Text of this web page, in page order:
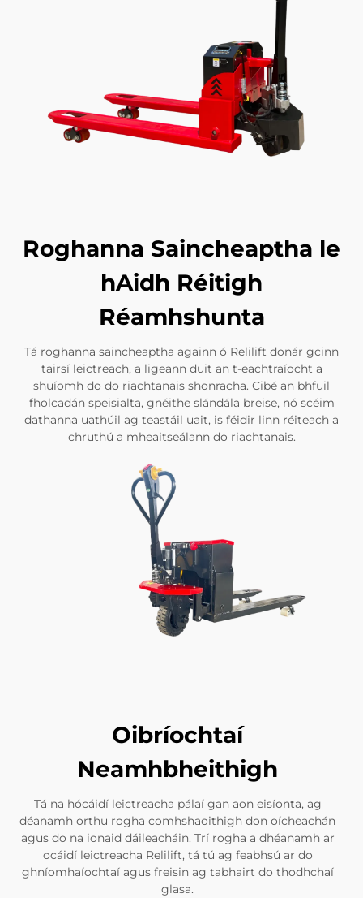
Roghanna Saincheaptha le
hAidh Réitigh
Réamhshunta
Tá roghanna saincheaptha againn ó Relilift donár gcinn
tairsí leictreach, a ligeann duit an t-eachtraíocht a
shuíomh do do riachtanais shonracha. Cibé an bhfuil
fholcadán speisialta, gnéithe slándála breise, nó scéim
dathanna uathúil ag teastáil uait, is féidir linn réiteach a
chruthú a mheaitseálann do riachtanais.
Oibríochtaí
Neamhbheithigh
Tá na hócáidí leictreacha pálaí gan aon eisíonta, ag
déanamh orthu rogha comhshaoithigh don oícheachán
agus do na ionaid dáileacháin. Trí rogha a dhéanamh ar
ocáidí leictreacha Relilift, tá tú ag feabhsú ar do
ghníomhaíochtaí agus freisin ag tabhairt do thodhchaí
glasa.